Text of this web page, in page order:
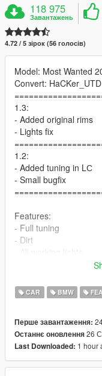
118 975
Завантажень
4.72 / 5 зірок (56 голосів)
Model: Most Wanted
Convert: HaCKer_UTD
1.3:
- Added original rims
- Lights fix
1.2:
- Added tuning in LС
- Small bugfix
Features:
- Full tuning
- Dirt
- No lods
- Glass unbreakable
Install:
Replace the files using
"GTA
"GTA
CAR BMW
Перше завантаження:
Останнє оновлення26
Last Downloaded: 1 hour